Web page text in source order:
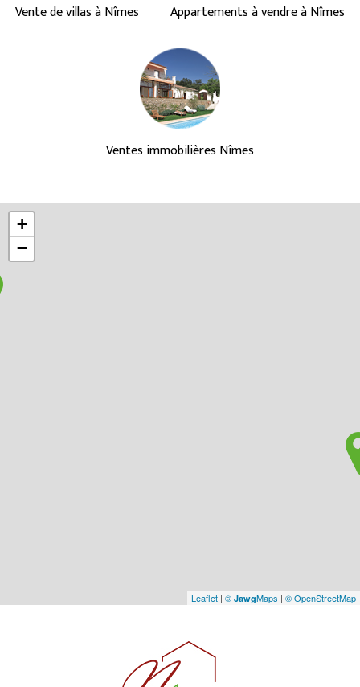
Vente de villas à Nîmes Appartements à vendre à Nîmes
Ventes immobilières Nîmes
+
−
Leaflet | © JawgMaps | © OpenStreetMap